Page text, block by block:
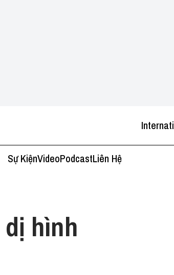
Sự KiệnVideoPodcastLiên Hệ
hình